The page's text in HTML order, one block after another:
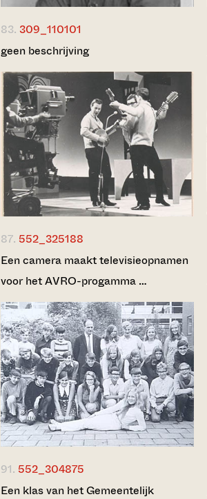
83. 309_110101
geen beschrijving
87. 552_325188
Een camera maakt televisieopnamen
voor het AVRO-progamma …
91. 552_304875
Een klas van het Gemeentelijk